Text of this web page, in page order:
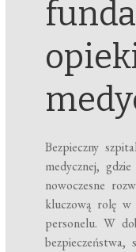
Bezpieczny
medycznej,
nowoczesne
kluczową rolę
personelu. W
bezpieczeństwa,